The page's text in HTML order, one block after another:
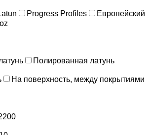
Progress Profiles
Европейский
Полированная латунь
На поверхность, между покрытиями